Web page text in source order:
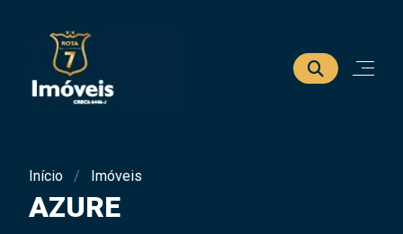
Início Imóveis
AZURE